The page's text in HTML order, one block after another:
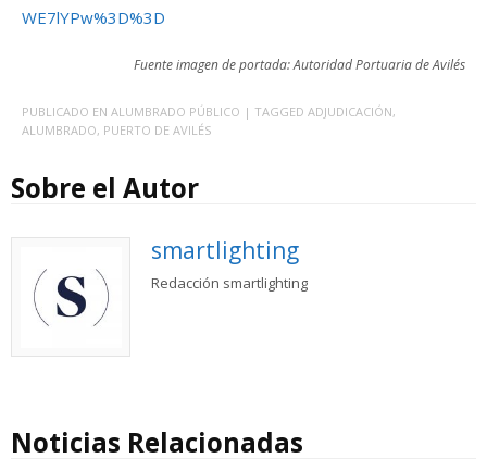
WE7lYPw%3D%3D
Fuente imagen de portada: Autoridad Portuaria de Avilés
PUBLICADO EN ALUMBRADO PÚBLICO | TAGGED ADJUDICACIÓN,
ALUMBRADO, PUERTO DE AVILÉS
Sobre el Autor
smartlighting
Redacción smartlighting
Noticias Relacionadas